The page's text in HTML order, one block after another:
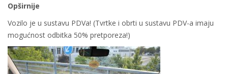
Opširnije
Vozilo je u sustavu PDVa! (Tvrtke i obrti u sustavu PDV-a imaju
mogućnost odbitka 50% pretporeza!)